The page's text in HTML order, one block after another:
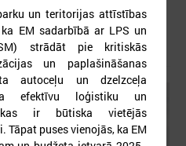
tirgotāji
un teritorijas attīstības
EM sadarbībā ar LPS un
strādāt pie kritiskās
un paplašināšanas
autoceļu un dzelzceļa
efektīvu loģistiku un
kas ir būtiska vietējās
puses vienojās, ka EM